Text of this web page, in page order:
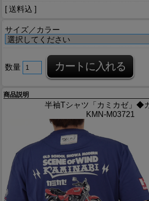
[ 送料込 ]
サイズ／カラー
数量
商品説明
半袖Tシャツ「カミカゼ」◆
KMN-M03721